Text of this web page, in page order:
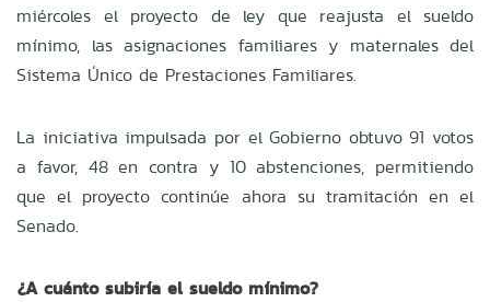
miércoles el proyecto de ley que reajusta el sueldo
mínimo, las asignaciones familiares y maternales del
Sistema Único de Prestaciones Familiares.
La iniciativa impulsada por el Gobierno obtuvo 91 votos
a favor, 48 en contra y 10 abstenciones, permitiendo
que el proyecto continúe ahora su tramitación en el
Senado.
¿A cuánto subiría el sueldo mínimo?